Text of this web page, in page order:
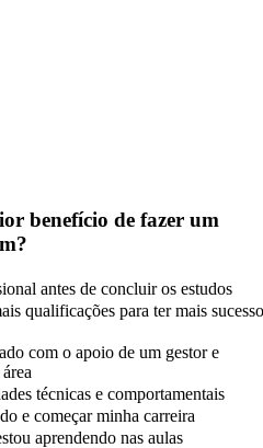
benefício de fazer um
antes de concluir os estudos
qualificações para ter mais sucesso
com o apoio de um gestor e
técnicas e comportamentais
e começar minha carreira
aprendendo nas aulas